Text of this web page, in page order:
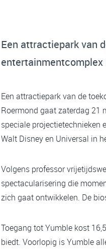
Een attractiepark van
Een attractiepark van de
Roermond gaat zaterdag 21
speciale projectietechnieken
Walt Disney en Universal in
Volgens professor
spectacularisering die
zich gaat ontwikkelen. De
Toegang tot Yumble kost
biedt. Voorlopig is Yumble